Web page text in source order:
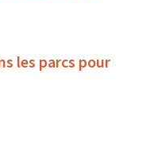
les parcs pour